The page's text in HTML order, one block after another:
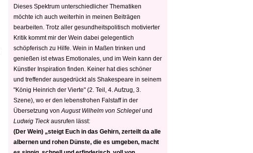
Dieses Spektrum unterschiedlicher Thematiken
möchte ich auch weiterhin in meinen Beiträgen
bearbeiten. Trotz aller gesundheitspolitisch motivierter
Kritik kommt mir der Wein dabei gelegentlich
schöpferisch zu Hilfe. Wein in Maßen trinken und
genießen ist etwas Emotionales, und im Wein kann der
Künstler Inspiration finden. Keiner hat dies schöner
und treffender ausgedrückt als Shakespeare in seinem
"König Heinrich der Vierte" (2. Teil, 4. Aufzug, 3.
Szene), wo er den lebensfrohen Falstaff in der
Übersetzung von August Wilhelm von Schlegel und
Ludwig Tieckausrufen lässt:
(Der Wein) „steigt Euch in das Gehirn, zerteilt da alle
albernen und rohen Dünste, die es umgeben, macht